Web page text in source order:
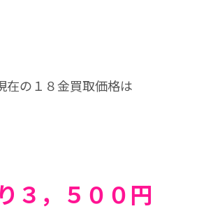
在の１８金買取価格は
３，５０ ０円